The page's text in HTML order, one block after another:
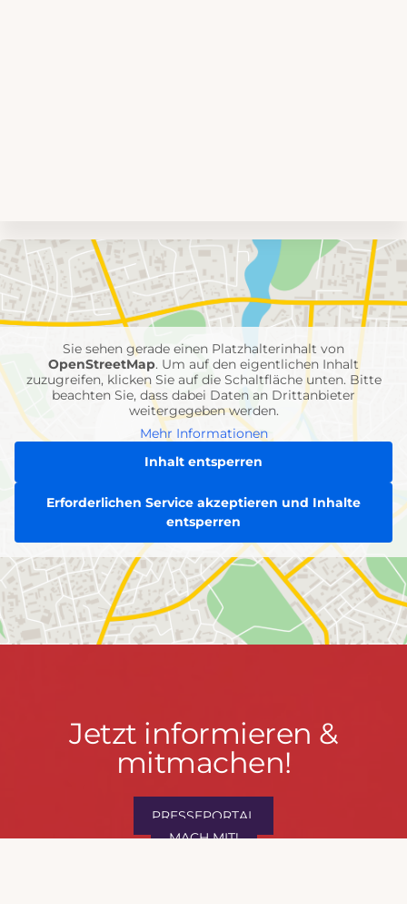
Umgebungskarte
mit
Feuerwehr-
Einheiten
Sie sehen gerade einen Platzhalterinhalt von
OpenStreetMap. Um auf den eigentlichen Inhalt
zuzugreifen, klicken Sie auf die Schaltfläche unten. Bitte
beachten Sie, dass dabei Daten an Drittanbieter
weitergegeben werden.
Mehr Informationen
Inhalt entsperren
Erforderlichen Service akzeptieren und Inhalte
entsperren
Jetzt
informieren
mitmachen!
Jetzt informieren &
mitmachen!
PRESSEPORTAL
MACH MIT!